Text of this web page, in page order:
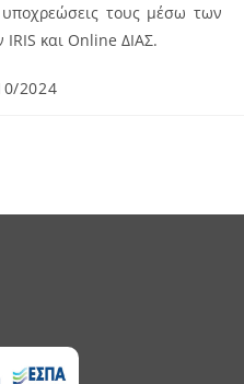
τους μέσω των
και Online ΔΙΑΣ.
2024